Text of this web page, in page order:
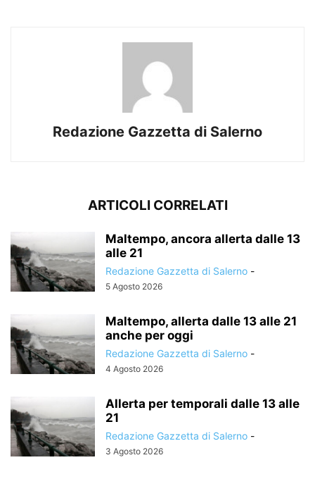
Redazione Gazzetta di Salerno
ARTICOLI CORRELATI
Maltempo, ancora allerta dalle 13
alle 21
Redazione Gazzetta di Salerno -
5 Agosto 2026
Maltempo, allerta dalle 13 alle 21
anche per oggi
Redazione Gazzetta di Salerno -
4 Agosto 2026
Allerta per temporali dalle 13 alle
21
Redazione Gazzetta di Salerno -
3 Agosto 2026